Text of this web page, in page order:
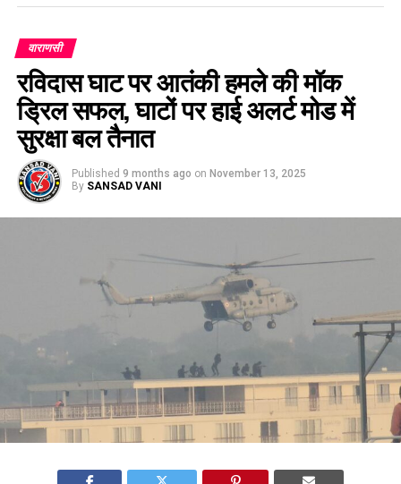
वाराणसी
रविदास घाट पर आतंकी हमले की मॉक
ड्रिल सफल, घाटों पर हाई अलर्ट मोड में
सुरक्षा बल तैनात
Published 9 months ago on November 13, 2025
By SANSAD VANI